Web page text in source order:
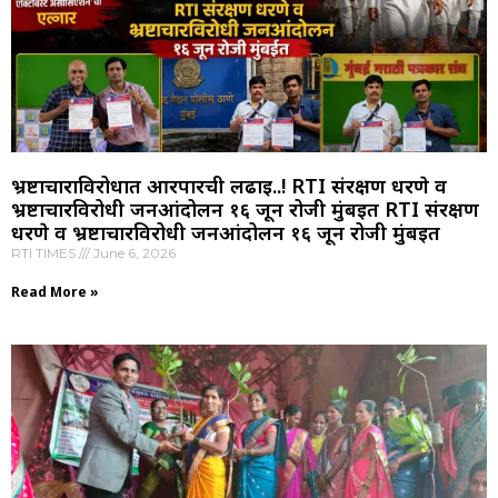
भ्रष्टाचाराविरोधात आरपारची लढाई..! RTI संरक्षण धरणे व
भ्रष्टाचारविरोधी जनआंदोलन १६ जून रोजी मुंबईत RTI संरक्षण
धरणे व भ्रष्टाचारविरोधी जनआंदोलन १६ जून रोजी मुंबईत
RTI TIMES June 6, 2026
Read More »